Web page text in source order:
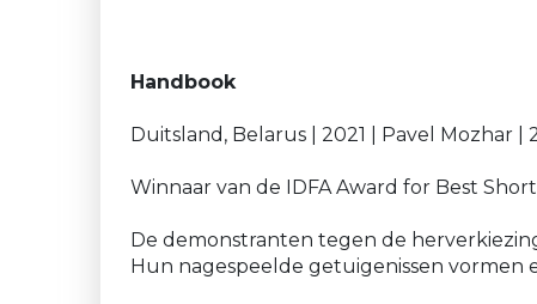
Handbook
Duitsland, Belarus | 2021 | Pavel Mozhar |
Winnaar van de IDFA Award for Best
De demonstranten tegen de
Hun nagespeelde getuigenissen vormen